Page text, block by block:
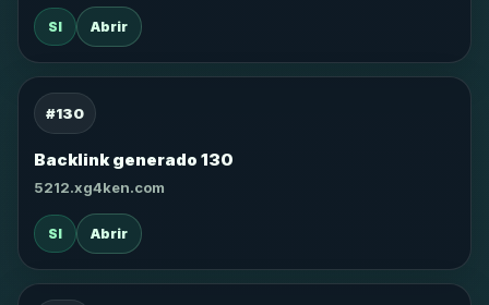
SI Abrir
#130
Backlink generado 130
5212.xg4ken.com
SI Abrir